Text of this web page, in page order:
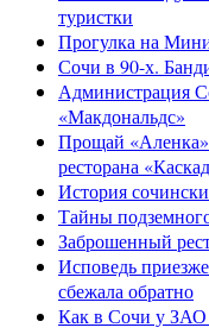
туристки
Прогулка на
Сочи в 90-х.
Администрация
«Макдональдс»
Прощай
ресторана
История
Тайны
Заброшенный
Исповедь
сбежала обратно
Как в Сочи у ЗАО